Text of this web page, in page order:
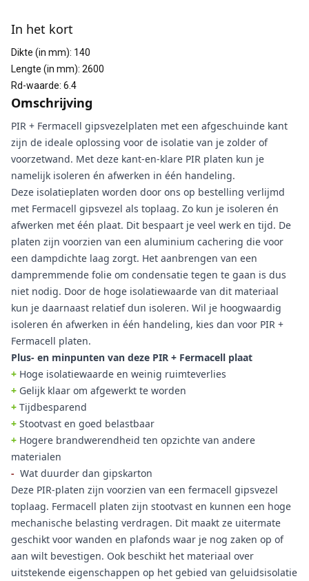
In het kort
Dikte (in mm): 140
Lengte (in mm): 2600
Rd-waarde: 6.4
Omschrijving
PIR + Fermacell gipsvezelplaten met een afgeschuinde kant
zijn de ideale oplossing voor de isolatie van je zolder of
voorzetwand. Met deze kant-en-klare PIR platen kun je
namelijk isoleren én afwerken in één handeling.
Deze isolatieplaten worden door ons op bestelling verlijmd
met Fermacell gipsvezel als toplaag. Zo kun je isoleren én
afwerken met één plaat. Dit bespaart je veel werk en tijd. De
platen zijn voorzien van een aluminium cachering die voor
een dampdichte laag zorgt. Het aanbrengen van een
dampremmende folie om condensatie tegen te gaan is dus
niet nodig. Door de hoge isolatiewaarde van dit materiaal
kun je daarnaast relatief dun isoleren. Wil je hoogwaardig
isoleren én afwerken in één handeling, kies dan voor PIR +
Fermacell platen.
Plus- en minpunten van deze PIR + Fermacell plaat
+ Hoge isolatiewaarde en weinig ruimteverlies
+ Gelijk klaar om afgewerkt te worden
+ Tijdbesparend
+ Stootvast en goed belastbaar
+ Hogere brandwerendheid ten opzichte van andere
materialen
- Wat duurder dan gipskarton
Deze PIR-platen zijn voorzien van een fermacell gipsvezel
toplaag. Fermacell platen zijn stootvast en kunnen een hoge
mechanische belasting verdragen. Dit maakt ze uitermate
geschikt voor wanden en plafonds waar je nog zaken op of
aan wilt bevestigen. Ook beschikt het materiaal over
uitstekende eigenschappen op het gebied van geluidsisolatie